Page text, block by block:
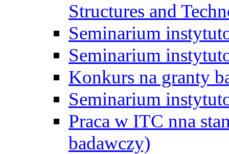
Structures and
Seminarium
Seminarium
Konkurs na granty
Seminarium
Praca w ITC nna
badawczy)